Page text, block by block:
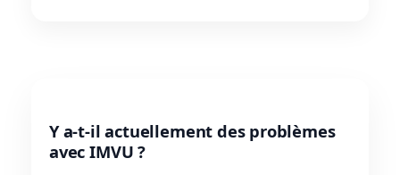
Y a-t-il actuellement des problèmes
avec IMVU ?